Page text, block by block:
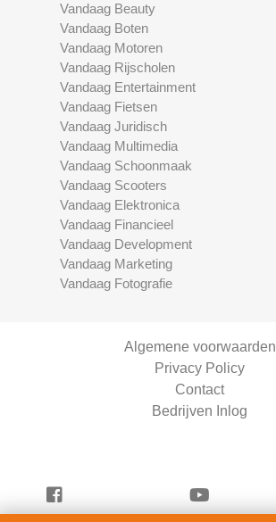
Vandaag Beauty
Vandaag Boten
Vandaag Motoren
Vandaag Rijscholen
Vandaag Entertainment
Vandaag Fietsen
Vandaag Juridisch
Vandaag Multimedia
Vandaag Schoonmaak
Vandaag Scooters
Vandaag Elektronica
Vandaag Financieel
Vandaag Development
Vandaag Marketing
Vandaag Fotografie
Algemene voorwaarden
Privacy Policy
Contact
Bedrijven Inlog